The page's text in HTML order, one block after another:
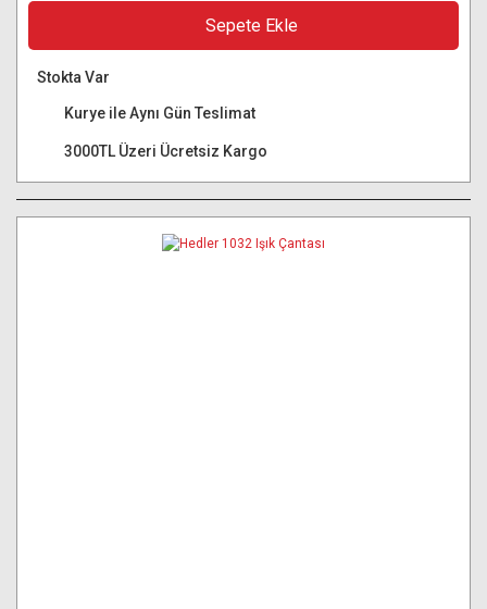
Sepete Ekle
Stokta Var
Kurye ile Aynı Gün Teslimat
3000TL Üzeri Ücretsiz Kargo